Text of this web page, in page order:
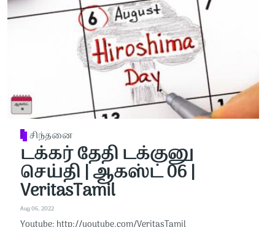
சிந்தனை
டக்கர் தேதி டக்குனு
செய்தி | ஆகஸ்ட் 06 |
VeritasTamil
Aug 06, 2022